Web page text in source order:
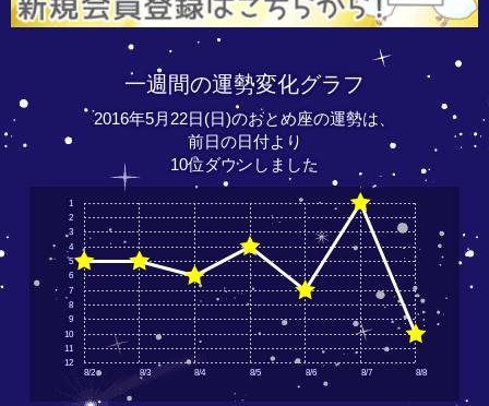
一週間の運勢変化グラフ
2016年5月22日(日)のおとめ座の運勢は、
前日の日付より
10位ダウンしました
8/2 8/3 8/4 8/5 8/6 8/7 8/8
12
11
10
9
8
7
6
5
4
3
2
1